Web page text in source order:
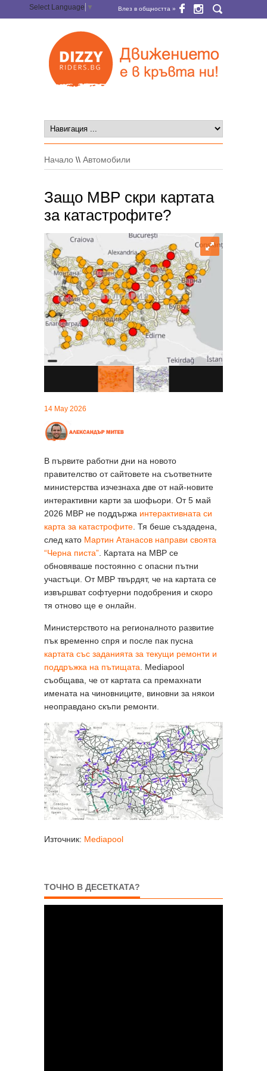
Select Language ▼ Влез в общността »
Начало \\ Автомобили
Защо МВР скри картата
за катастрофите?
14 May 2026
В първите работни дни на новото
правителство от сайтовете на съответните
министерства изчезнаха две от най-новите
интерактивни карти за шофьори. От 5 май
2026 МВР не поддържа интерактивната си
карта за катастрофите . Тя беше създадена,
след като Мартин Атанасов направи своята
“Черна писта” . Картата на МВР се
обновяваше постоянно с опасни пътни
участъци. От МВР твърдят, че на картата се
извършват софтуерни подобрения и скоро
тя отново ще е онлайн.
Министерството на регионалното развитие
пък временно спря и после пак пусна
картата със заданията за текущи ремонти и
поддръжка на пътищата . Mediapool
съобщава, че от картата са премахнати
имената на чиновниците, виновни за някои
неоправдано скъпи ремонти.
Източник: Mediapool
ТОЧНО В ДЕСЕТКАТА?